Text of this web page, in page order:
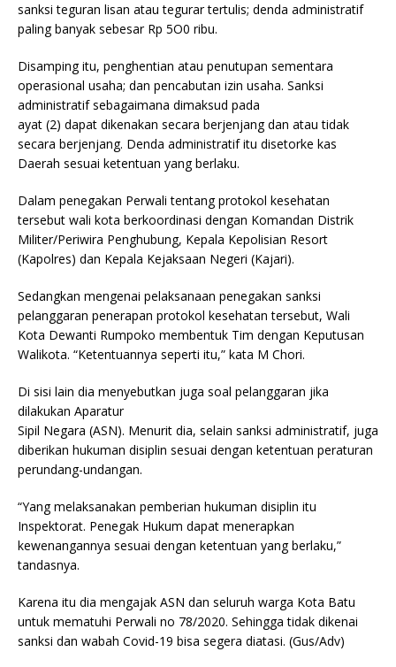
sanksi teguran lisan atau tegurar tertulis; denda administratif
paling banyak sebesar Rp 5O0 ribu.
Disamping itu, penghentian atau penutupan sementara
operasional usaha; dan pencabutan izin usaha. Sanksi
administratif sebagaimana dimaksud pada
ayat (2) dapat dikenakan secara berjenjang dan atau tidak
secara berjenjang. Denda administratif itu disetorke kas
Daerah sesuai ketentuan yang berlaku.
Dalam penegakan Perwali tentang protokol kesehatan
tersebut wali kota berkoordinasi dengan Komandan Distrik
Militer/Periwira Penghubung, Kepala Kepolisian Resort
(Kapolres) dan Kepala Kejaksaan Negeri (Kajari).
Sedangkan mengenai pelaksanaan penegakan sanksi
pelanggaran penerapan protokol kesehatan tersebut, Wali
Kota Dewanti Rumpoko membentuk Tim dengan Keputusan
Walikota. “Ketentuannya seperti itu,” kata M Chori.
Di sisi lain dia menyebutkan juga soal pelanggaran jika
dilakukan Aparatur
Sipil Negara (ASN). Menurit dia, selain sanksi administratif, juga
diberikan hukuman disiplin sesuai dengan ketentuan peraturan
perundang-undangan.
“Yang melaksanakan pemberian hukuman disiplin itu
Inspektorat. Penegak Hukum dapat menerapkan
kewenangannya sesuai dengan ketentuan yang berlaku,”
tandasnya.
Karena itu dia mengajak ASN dan seluruh warga Kota Batu
untuk mematuhi Perwali no 78/2020. Sehingga tidak dikenai
sanksi dan wabah Covid-19 bisa segera diatasi. (Gus/Adv)